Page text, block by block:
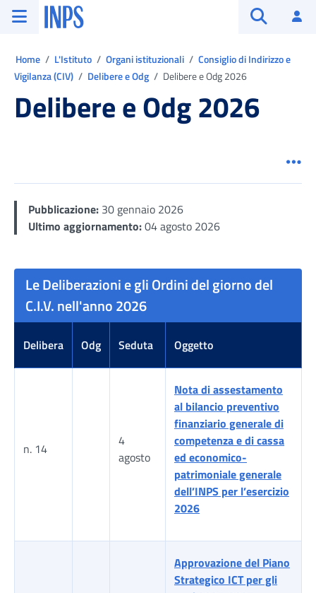
Vai al menu principale
Vai al contenuto principale
Vai al pie' di pagina
INPS ()
Home L'Istituto Organi istituzionali
Consiglio di Indirizzo e
Vigilanza (CIV)
Delibere e Odg Delibere e Odg 2026
Delibere e Odg 2026
Pubblicazione: 30 gennaio 2026
Ultimo aggiornamento:04 agosto 2026
Le Deliberazioni e gli Ordini del giorno del
C.I.V. nell'anno 2026
Delibera Odg Seduta Oggetto
n. 14
4
agosto
Nota di assestamento
al bilancio preventivo
finanziario generale di
competenza e di cassa
ed economico-
patrimoniale generale
dell’INPS per l’esercizio
2026
Approvazione del Piano
Strategico ICT per gli